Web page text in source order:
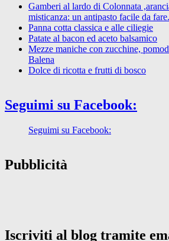
Gamberi al lardo di Colonnata
misticanza: un antipasto facile da fare.
Panna cotta classica e alle ciliegie
Patate al bacon ed aceto balsamico
Mezze maniche con zucchine,
Balena
Dolce di ricotta e frutti di bosco
Seguimi su Facebook:
Seguimi su Facebook:
Pubblicità
Iscriviti al blog tramite